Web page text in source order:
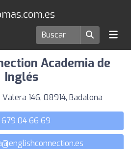
de idiomas en Badalona
Academia de
Inglés
146, 08914, Badalona
679 04 66 69